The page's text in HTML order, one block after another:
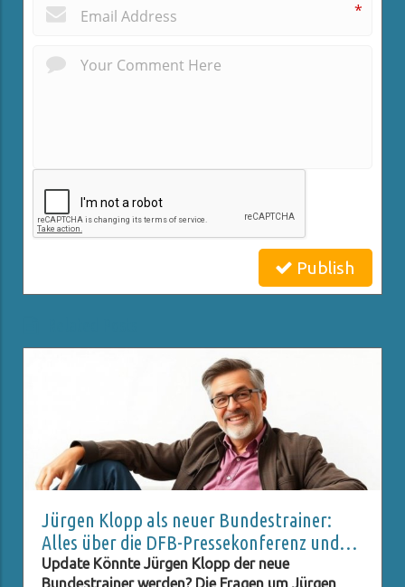
*
Publish
Jürgen Klopp als neuer Bundestrainer:
Alles über die DFB-Pressekonferenz und
Live-Stream
Update Könnte Jürgen Klopp der neue
Bundestrainer werden? Die Fragen um Jürgen